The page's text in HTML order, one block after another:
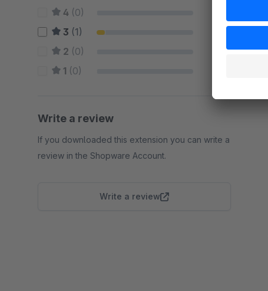
4 (0)
3 (1)
2 (0) 0 %
1 (0)
Write a review
If you downloaded this extension you can write a
review in the Shopware Account.
Write a review